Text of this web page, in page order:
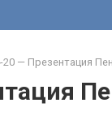
20 — Презентация